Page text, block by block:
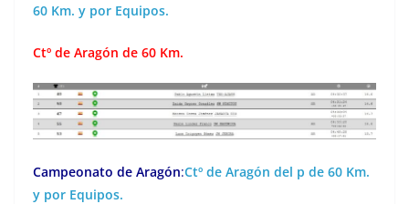
60 Km. y por Equipos.
Ctº de Aragón de 60 Km.
Campeonato de Aragón:Ctº de Aragón del p de 60 Km.
y por Equipos.